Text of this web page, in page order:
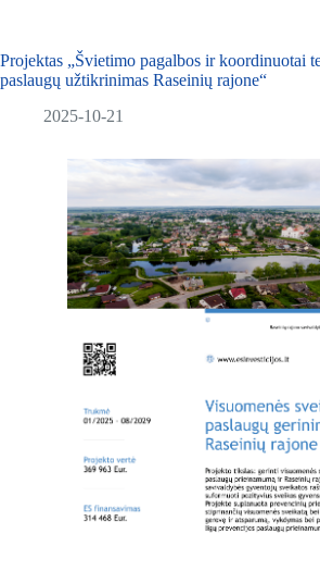
Projektas „Švietimo pagalbos ir koordinuotai
paslaugų užtikrinimas Raseinių rajone“
2025-10-21